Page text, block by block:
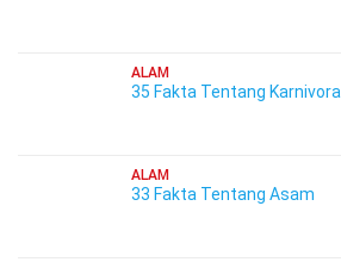
ALAM
35 Fakta Tentang Karnivora
ALAM
33 Fakta Tentang Asam